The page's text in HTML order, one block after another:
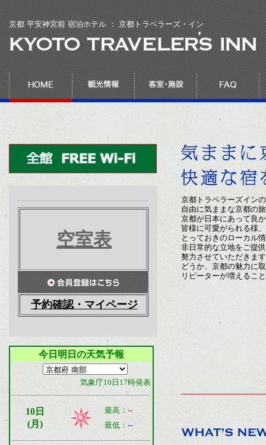
京都 平安神宮前 宿泊ホテル ： 京都トラベラーズ・イン
空室表
予約確認・マイページ
京都トラベラーズイン
自由に気ままな京都の
京都が日本にあって良
皆様に可愛がられる様
とっておきのローカル
非日常的な立地をご提
努力させていただきま
どうか、京都の魅力に
リピーターが増えるこ